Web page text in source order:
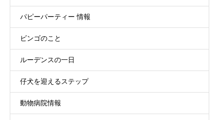
パピーパーティー 情報
ビンゴのこと
ルーデンスの一日
仔犬を迎えるステップ
動物病院情報